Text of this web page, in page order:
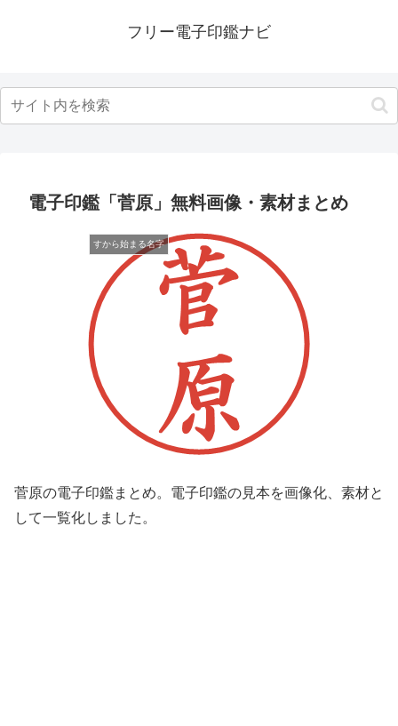
フリー電子印鑑ナビ
電子印鑑「菅原」無料画像・素材まとめ
すから始まる名字
菅原の電子印鑑まとめ。電子印鑑の見本を画像化、素材と
して一覧化しました。